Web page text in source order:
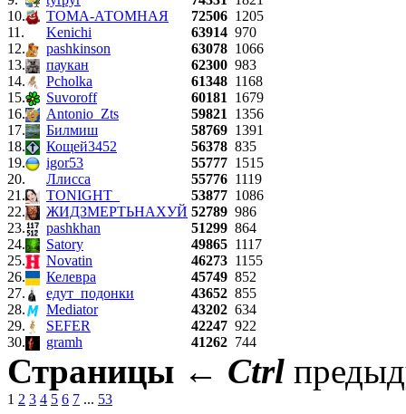
10.
ТОМА-АТОМНАЯ 72506 1205
11.
Kenichi 63914 970
12.
pashkinson 63078 1066
13.
паукан 62300 983
14.
Pcholka 61348 1168
15.
Suvoroff 60181
1679
16.
Antonio_Zts 59821
1356
17.
Билмиш 58769 1391
18.
Кощей3452 56378 835
19.
igor53 55777 1515
20.
Ллисса 55776 1119
21.
TONIGHT_ 53877 1086
22.
ЖИДЗМЕРТЬНАХУЙ 52789 986
23.
pashkhan 51299 864
24.
Satory 49865 1117
25.
Novatin 46273 1155
26.
Келевра 45749 852
27.
едут_подонки 43652 855
28.
Mediator 43202 634
29.
SEFER 42247 922
30.
gramh 41262 744
Страницы ← Ctrl
1 2 3 4 5 6 7 ... 53